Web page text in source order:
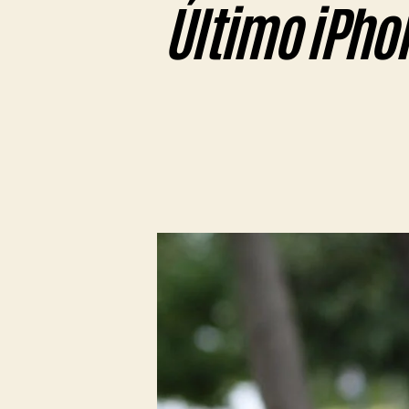
Último